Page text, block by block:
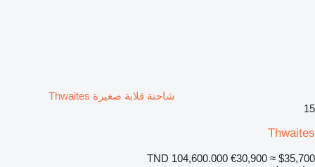
شاحنة قلابة صغيرة Thwaites
15
Thwaites
TND 104,600.000 €30,900 ≈ $35,700